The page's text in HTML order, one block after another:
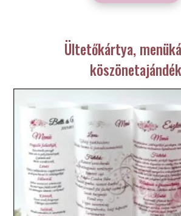
Ültetőkártya,
köszönetajándék